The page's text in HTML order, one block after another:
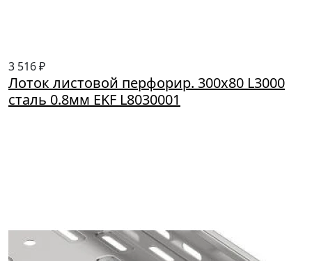
3 516 ₽
Лоток листовой перфорир. 300х80 L3000
сталь 0.8мм EKF L8030001